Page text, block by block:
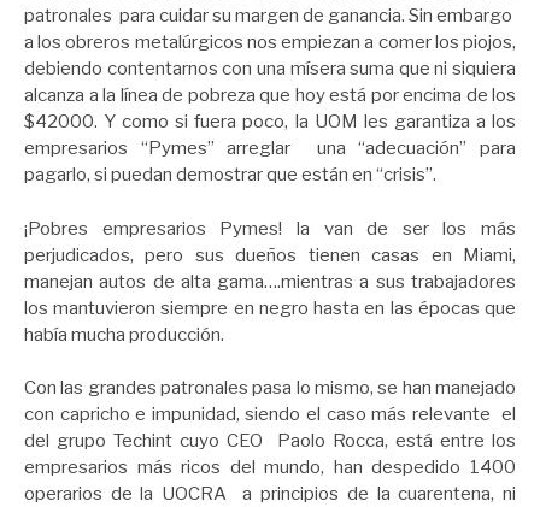
patronales para cuidar su margen de ganancia. Sin embargo
a los obreros metalúrgicos nos empiezan a comer los piojos,
debiendo contentarnos con una mísera suma que ni siquiera
alcanza a la línea de pobreza que hoy está por encima de los
$42000. Y como si fuera poco, la UOM les garantiza a los
empresarios “Pymes” arreglar una “adecuación” para
pagarlo, si puedan demostrar que están en “crisis”.
¡Pobres empresarios Pymes! la van de ser los más
perjudicados, pero sus dueños tienen casas en Miami,
manejan autos de alta gama….mientras a sus trabajadores
los mantuvieron siempre en negro hasta en las épocas que
había mucha producción.
Con las grandes patronales pasa lo mismo, se han manejado
con capricho e impunidad, siendo el caso más relevante el
del grupo Techint cuyo CEO Paolo Rocca, está entre los
empresarios más ricos del mundo, han despedido 1400
operarios de la UOCRA a principios de la cuarentena, ni